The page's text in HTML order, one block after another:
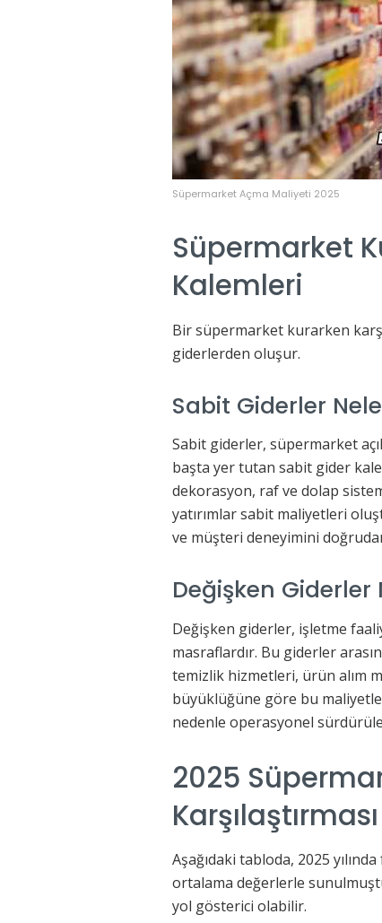
Süpermarket Açma Maliyeti 2025
Süpermarket
Kalemleri
Bir süpermarket kurarken
giderlerden oluşur.
Sabit Giderler
Sabit giderler, süpermarket
başta yer tutan sabit gider
dekorasyon, raf ve dolap
yatırımlar sabit maliyetleri
ve müşteri deneyimini
Değişken Giderler
Değişken giderler, işletme
masraflardır. Bu giderler
temizlik hizmetleri, ürün alım
büyüklüğüne göre bu
nedenle operasyonel
2025
Karşılaştırması
Aşağıdaki tabloda, 2025
ortalama değerlerle
yol gösterici olabilir.